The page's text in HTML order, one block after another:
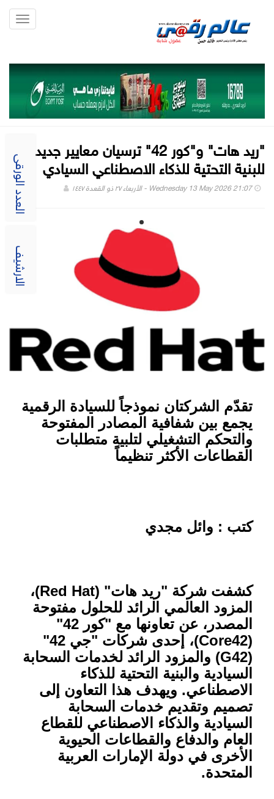
العدد الورقى
الارشيف
"ريد هات" و"كور 42" ترسيان معايير جديدة
للبنية التحتية للذكاء الاصطناعي السيادي
Wednesday 13 May 2026 21:07 - الأربعاء ٢٧ ذو القعدة ١٤٤٧
تقدّم الشركتان نموذجاً للسيادة الرقمية
يجمع بين شفافية المصادر المفتوحة
والتحكم التشغيلي لتلبية متطلبات
القطاعات الأكثر تنظيماً
كتب : وائل مجدي
كشفت شركة "ريد هات" (Red Hat)،
المزود العالمي الرائد للحلول مفتوحة
المصدر، عن تعاونها مع "كور 42"
(
Core42
)، إحدى شركات "جي 42"
(
G42) والمزود الرائد لخدمات السحابة
السيادية والبنية التحتية للذكاء
الاصطناعي. ويهدف هذا التعاون إلى
تصميم وتقديم خدمات السحابة
السيادية والذكاء الاصطناعي للقطاع
العام والدفاع والقطاعات الحيوية
الأخرى في دولة الإمارات العربية
المتحدة.